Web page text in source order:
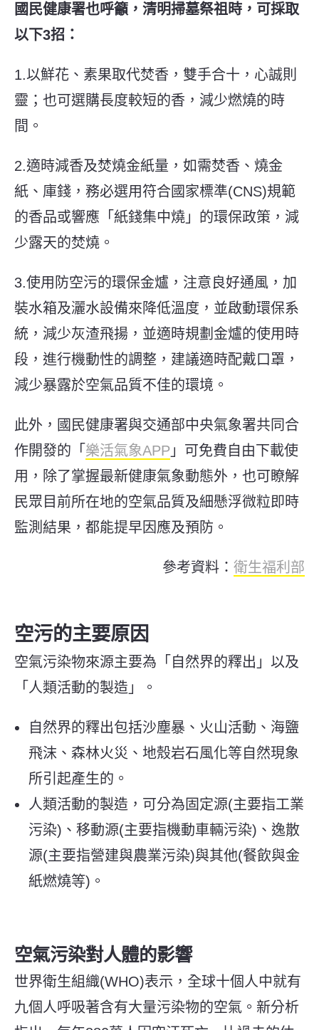
國民健康署也呼籲，清明掃墓祭祖時，可採取
以下3招：
1.以鮮花、素果取代焚香，雙手合十，心誠則
靈；也可選購長度較短的香，減少燃燒的時
間。
2.適時減香及焚燒金紙量，如需焚香、燒金
紙、庫錢，務必選用符合國家標準(CNS)規範
的香品或響應「紙錢集中燒」的環保政策，減
少露天的焚燒。
3.使用防空污的環保金爐，注意良好通風，加
裝水箱及灑水設備來降低溫度，並啟動環保系
統，減少灰渣飛揚，並適時規劃金爐的使用時
段，進行機動性的調整，建議適時配戴口罩，
減少暴露於空氣品質不佳的環境。
此外，國民健康署與交通部中央氣象署共同合
作開發的「 樂活氣象APP 」可免費自由下載使
用，除了掌握最新健康氣象動態外，也可瞭解
民眾目前所在地的空氣品質及細懸浮微粒即時
監測結果，都能提早因應及預防。
參考資料： 衛生福利部
空污的主要原因
空氣污染物來源主要為「自然界的釋出」以及
「人類活動的製造」。
自然界的釋出包括沙塵暴、火山活動、海鹽
飛沫、森林火災、地殼岩石風化等自然現象
所引起產生的。
人類活動的製造，可分為固定源(主要指工業
污染)、移動源(主要指機動車輛污染)、逸散
源(主要指營建與農業污染)與其他(餐飲與金
紙燃燒等)。
空氣污染對人體的影響
世界衛生組織(WHO)表示，全球十個人中就有
九個人呼吸著含有大量污染物的空氣。新分析